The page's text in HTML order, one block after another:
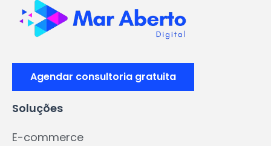
Agendar consultoria gratuita
Soluções
E-commerce